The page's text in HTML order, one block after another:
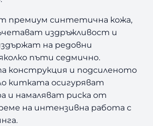
премиум синтетична кожа,
издръжливост и
на редовни
пъти седмично.
конструкция и подсиленото
китката осигуряват
и намаляват риска от
на интензивна работа с